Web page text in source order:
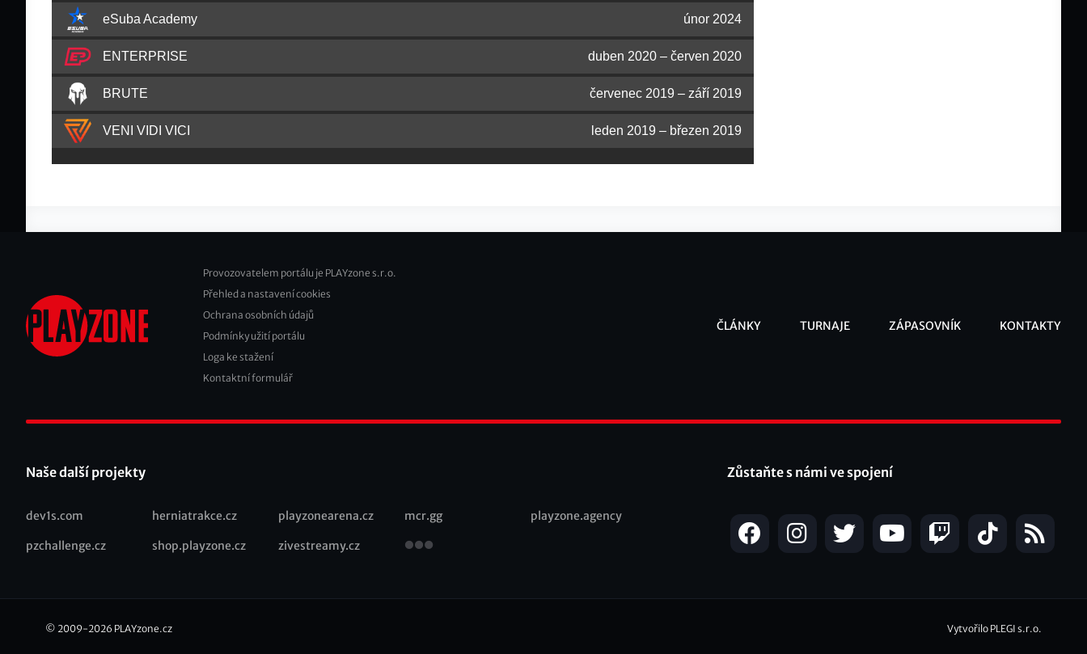
eSuba Academy únor 2024
ENTERPRISE duben 2020 – červen 2020
BRUTE červenec 2019 – září 2019
VENI VIDI VICI leden 2019 – březen 2019
Footer
2
Provozovatelem portálu je PLAYzone s.r.o.
Přehled a nastavení cookies
Ochrana osobních údajů
Podmínky užití portálu
Loga ke stažení
Kontaktní formulář
ČLÁNKY TURNAJE ZÁPASOVNÍK KONTAKTY
Naše další projekty
Recommended
dev1s.com herniatrakce.cz playzonearena.cz mcr.gg playzone.agency
pzchallenge.cz shop.playzone.cz zivestreamy.cz
Zůstaňte s námi ve spojení
© 2009-2026 PLAYzone.cz Vytvořilo PLEGI s.r.o.